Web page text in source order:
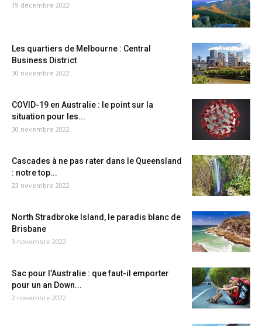
19 décembre 2022
Les quartiers de Melbourne : Central
Business District
30 novembre 2022
COVID-19 en Australie : le point sur la
situation pour les...
30 novembre 2022
Cascades à ne pas rater dans le Queensland
: notre top...
23 novembre 2022
North Stradbroke Island, le paradis blanc de
Brisbane
9 novembre 2022
Sac pour l’Australie : que faut-il emporter
pour un an Down...
2 novembre 2022